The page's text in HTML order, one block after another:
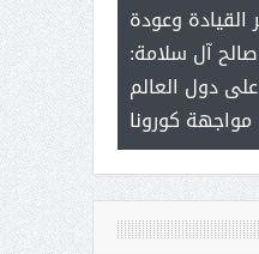
للإبداع
مع الأمين
بنت
وعودة
آل سلامة:
دول العالم
كورونا